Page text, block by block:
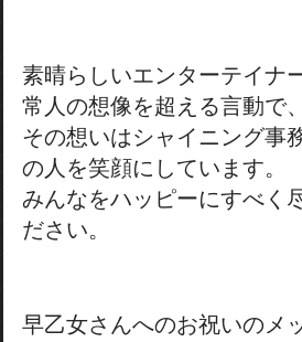
素晴らしいエンターテイナ
常人の想像を超える言動で
その想いはシャイニング事
の人を笑顔にしています。
みんなをハッピーにすべく
ださい。
早乙女さんへのお祝いのメ